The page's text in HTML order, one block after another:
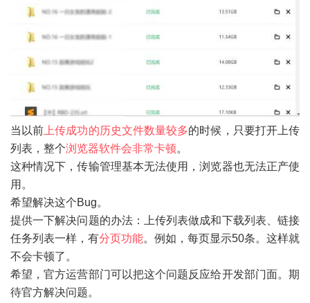
当以前 上传成功的历史文件数量较多的时候，只要打开上传
列表，整个浏览器软件会非常卡顿。
这种情况下，传输管理基本无法使用，浏览器也无法正产使
用。
希望解决这个Bug。
提供一下解决问题的办法：上传列表做成和下载列表、链接
任务列表一样，有分页功能。例如，每页显示50条。这样就
不会卡顿了。
希望，官方运营部门可以把这个问题反应给开发部门面。期
待官方解决问题。